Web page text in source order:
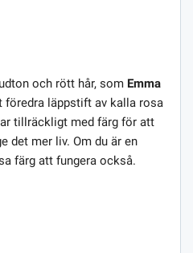
och rött hår, som Emma
föredra läppstift av kalla rosa
tillräckligt med färg för att
det mer liv. Om du är en
färg att fungera också.